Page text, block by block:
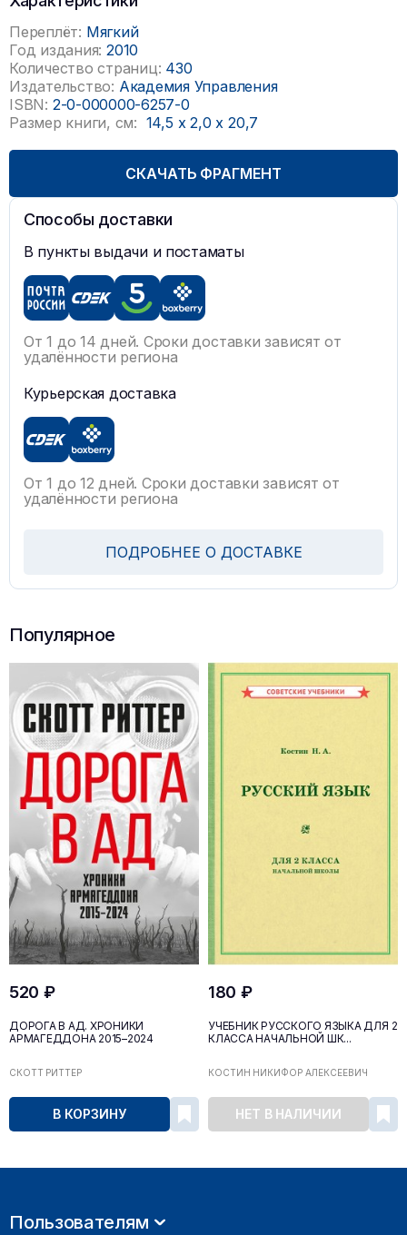
Переплёт: Мягкий
Год издания: 2010
Количество страниц: 430
Издательство: Академия Управления
ISBN: 2-0-000000-6257-0
Размер книги, см: 14,5 x 2,0 x 20,7
СКАЧАТЬ ФРАГМЕНТ
Способы доставки
В пункты выдачи и постаматы
От 1 до 14 дней. Сроки доставки зависят от
удалённости региона
Курьерская доставка
От 1 до 12 дней. Сроки доставки зависят от
удалённости региона
ПОДРОБНЕЕ О ДОСТАВКЕ
Популярное
520 ₽
ДОРОГА В АД. ХРОНИКИ
АРМАГЕДДОНА 2015–2024
СКОТТ РИТТЕР
В КОРЗИНУ
180 ₽
УЧЕБНИК РУССКОГО ЯЗЫКА ДЛЯ 2
КЛАССА НАЧАЛЬНОЙ ШК...
КОСТИН НИКИФОР АЛЕКСЕЕВИЧ
НЕТ В НАЛИЧИИ
Пользователям